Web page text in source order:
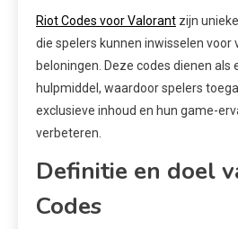
Riot Codes voor Valorant zijn
die spelers kunnen inwisselen voor
beloningen. Deze codes dienen als
hulpmiddel, waardoor spelers
exclusieve inhoud en hun game-
verbeteren.
Definitie en doel
Codes